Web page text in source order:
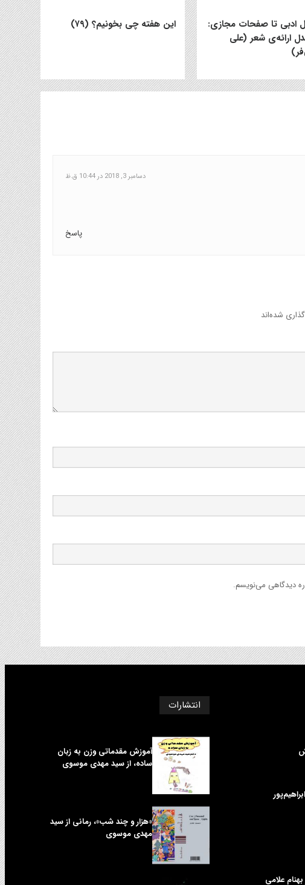
ادبی تا صفحات مجازی:
ارائه‌ی شعر (علی
این هفته چی بخونیم؟ (۷۹)
دسامبر 3, 2018 در 10:44 ق.ظ
پاسخ
شده‌اند
دیدگاهی می‌نویسم.
علامی
انتشارات
آموزش مقدماتی وزن به زبان
ساده، از سید مهدی موسوی
«هزار و چند شب»، رمانی از سید
مهدی موسوی